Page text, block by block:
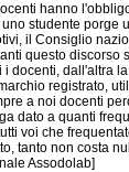
hanno
studente porge
il Consiglio
questo discorso
docenti, dall'altra la
registrato,
a noi docenti
dato a quanti
voi che
tanto non costa
Assodolab]